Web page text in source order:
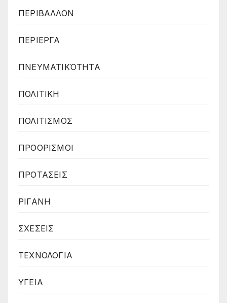
ΠΕΡΙΒΑΛΛΟΝ
ΠΕΡΙΕΡΓΑ
ΠΝΕΥΜΑΤΙΚΌΤΗΤΑ
ΠΟΛΙΤΙΚΗ
ΠΟΛΙΤΙΣΜΟΣ
ΠΡΟΟΡΙΣΜΟΙ
ΠΡΟΤΑΣΕΙΣ
ΡΙΓΑΝΗ
ΣΧΕΣΕΙΣ
ΤΕΧΝΟΛΟΓΙΑ
ΥΓΕΙΑ